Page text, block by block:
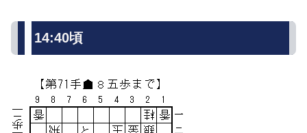
14:40頃